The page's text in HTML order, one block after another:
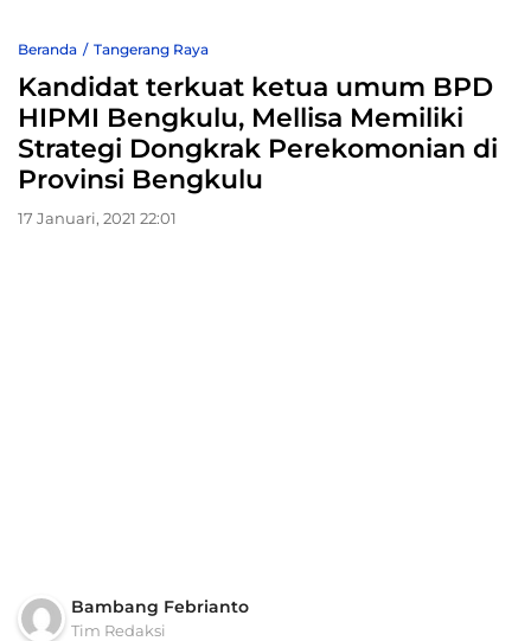
Beranda Tangerang Raya
Kandidat terkuat ketua umum BPD
HIPMI Bengkulu, Mellisa Memiliki
Strategi Dongkrak Perekomonian di
Provinsi Bengkulu
17 Januari, 2021 22:01
Bambang Febrianto
Tim Redaksi